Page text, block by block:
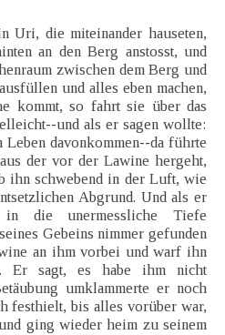
Uri, die miteinander hauseten,
an den Berg anstosst, und
zwischen dem Berg und
und alles eben machen,
kommt, so fahrt sie über das
und als er sagen wollte:
davonkommen--da führte
der vor der Lawine hergeht,
ihn schwebend in der Luft, wie
Abgrund. Und als er
die unermessliche Tiefe
Gebeins nimmer gefunden
an ihm vorbei und warf ihn
Er sagt, es habe ihm nicht
umklammerte er noch
festhielt, bis alles vorüber war,
ging wieder heim zu seinem